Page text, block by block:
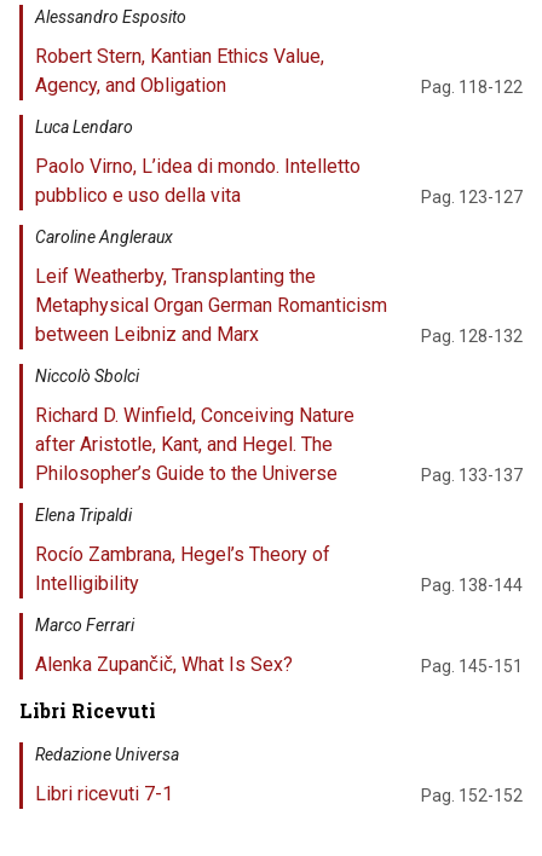
Alessandro Esposito
Robert Stern, Kantian Ethics Value,
Agency, and Obligation
Pag. 118-122
Luca Lendaro
Paolo Virno, L’idea di mondo. Intelletto
pubblico e uso della vita
Pag. 123-127
Caroline Angleraux
Leif Weatherby, Transplanting the
Metaphysical Organ German Romanticism
between Leibniz and Marx
Pag. 128-132
Niccolò Sbolci
Richard D. Winfield, Conceiving Nature
after Aristotle, Kant, and Hegel. The
Philosopher’s Guide to the Universe
Pag. 133-137
Elena Tripaldi
Rocío Zambrana, Hegel’s Theory of
Intelligibility
Pag. 138-144
Marco Ferrari
Alenka Zupančič, What Is Sex? Pag. 145-151
Libri Ricevuti
Redazione Universa
Libri ricevuti 7-1 Pag. 152-152